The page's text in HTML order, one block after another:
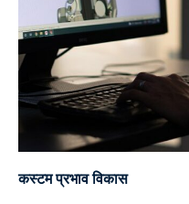
कस्टम प्रभाव विकास